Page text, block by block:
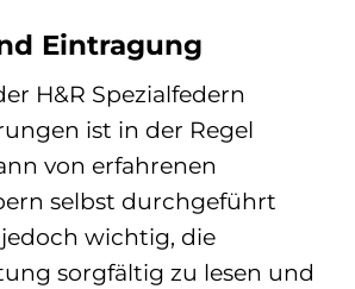
Eintragung
H&R Spezialfedern
ist in der Regel
von erfahrenen
selbst durchgeführt
wichtig, die
sorgfältig zu lesen und